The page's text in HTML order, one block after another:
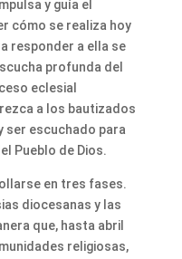
y guía el
cómo se realiza hoy
responder a ella se
profunda del
eclesial
a los bautizados
ser escuchado para
Pueblo de Dios.
en tres fases.
diocesanas y las
que, hasta abril
religiosas,